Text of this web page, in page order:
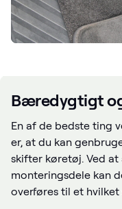
Bæredygtigt
En af de bedste ting
er, at du kan
skifter køretøj. Ved at
monteringsdele kan
overføres til et